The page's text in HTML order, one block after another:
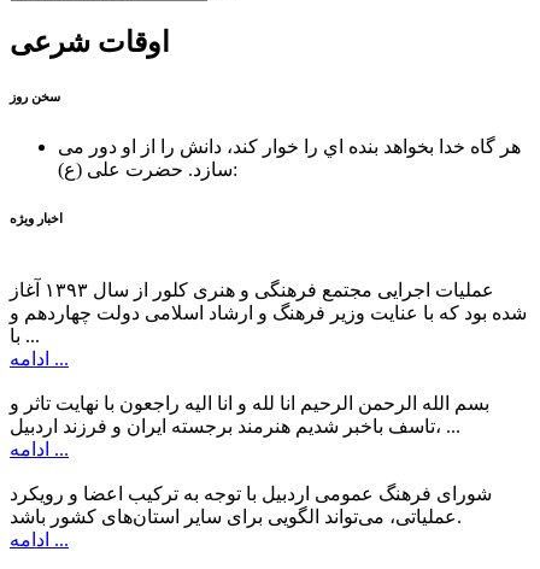
اوقات شرعی
سخن روز
هر گاه خدا بخواهد بنده اي را خوار كند، دانش را از او دور می
سازد.حضرت علی (ع):
اخبار ویژه
عملیات اجرایی مجتمع فرهنگی و هنری کلور از سال ۱۳۹۳ آغاز
شده بود که با عنایت وزیر فرهنگ و ارشاد اسلامی دولت چهاردهم و
با ...
ادامه ...
بسم الله الرحمن الرحیم انا لله و انا الیه راجعون با نهایت تاثر و
تاسف باخبر شدیم هنرمند برجسته ایران و فرزند اردبیل، ...
ادامه ...
شورای فرهنگ عمومی اردبیل با توجه به ترکیب اعضا و رویکرد
عملیاتی، می‌تواند الگویی برای سایر استان‌های کشور باشد.
ادامه ...